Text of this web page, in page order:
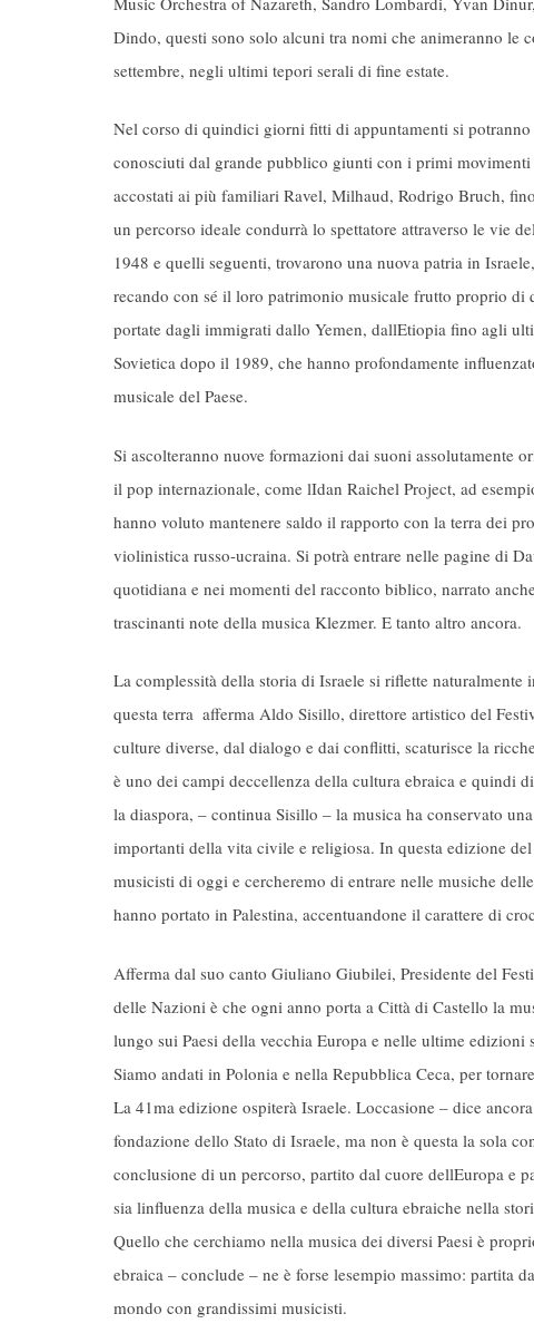
Dindo, questi sono solo alcuni tra nomi che animeranno le
settembre, negli ultimi tepori serali di fine estate.
Nel corso di quindici giorni fitti di appuntamenti si
conosciuti dal grande pubblico giunti con i primi
accostati ai più familiari Ravel, Milhaud, Rodrigo Bruch,
un percorso ideale condurrà lo spettatore attraverso le vie
1948 e quelli seguenti, trovarono una nuova patria in
recando con sé il loro patrimonio musicale frutto proprio
portate dagli immigrati dallo Yemen, dallEtiopia fino agli
Sovietica dopo il 1989, che hanno profondamente
musicale del Paese.
Si ascolteranno nuove formazioni dai suoni assolutamente
il pop internazionale, come lIdan Raichel Project, ad
hanno voluto mantenere saldo il rapporto con la terra dei
violinistica russo-ucraina. Si potrà entrare nelle pagine di
quotidiana e nei momenti del racconto biblico, narrato
trascinanti note della musica Klezmer. E tanto altro ancora.
La complessità della storia di Israele si riflette
questa terra  afferma Aldo Sisillo, direttore artistico del
culture diverse, dal dialogo e dai conflitti, scaturisce la
è uno dei campi deccellenza della cultura ebraica e
la diaspora, – continua Sisillo – la musica ha conservato
importanti della vita civile e religiosa. In questa edizione
musicisti di oggi e cercheremo di entrare nelle musiche
hanno portato in Palestina, accentuandone il carattere di
Afferma dal suo canto Giuliano Giubilei, Presidente del
delle Nazioni è che ogni anno porta a Città di Castello la
lungo sui Paesi della vecchia Europa e nelle ultime edizioni
Siamo andati in Polonia e nella Repubblica Ceca, per
La 41ma edizione ospiterà Israele. Loccasione – dice
fondazione dello Stato di Israele, ma non è questa la sola
conclusione di un percorso, partito dal cuore dellEuropa e
sia linfluenza della musica e della cultura ebraiche nella
Quello che cerchiamo nella musica dei diversi Paesi è
ebraica – conclude – ne è forse lesempio massimo: partita
mondo con grandissimi musicisti.